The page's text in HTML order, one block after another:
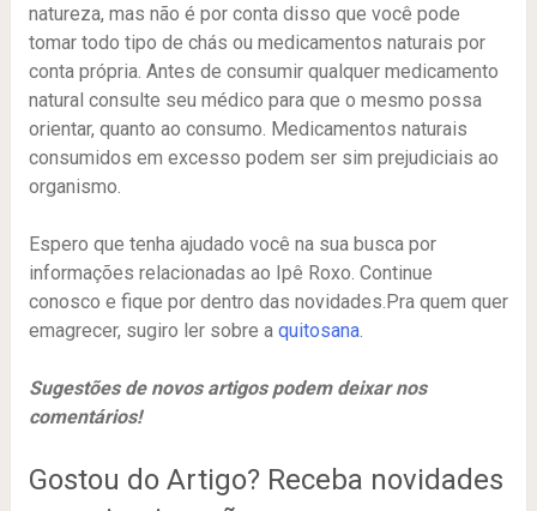
natureza, mas não é por conta disso que você pode
tomar todo tipo de chás ou medicamentos naturais por
conta própria. Antes de consumir qualquer medicamento
natural consulte seu médico para que o mesmo possa
orientar, quanto ao consumo. Medicamentos naturais
consumidos em excesso podem ser sim prejudiciais ao
organismo.
Espero que tenha ajudado você na sua busca por
informações relacionadas ao Ipê Roxo. Continue
conosco e fique por dentro das novidades.Pra quem quer
emagrecer, sugiro ler sobre a quitosana.
Sugestões de novos artigos podem deixar nos
comentários!
Gostou do Artigo? Receba novidades